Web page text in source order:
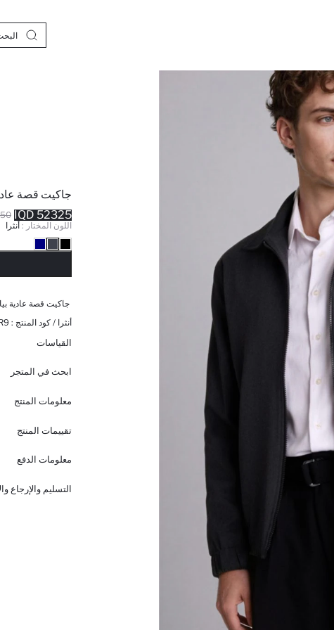
جاكيت قصة
52325 IQD
اللون المختار : أنثرا
جاكيت قصة عادية
أنثرا / كود المنتج :
القياسات
ابحث في المتجر
معلومات المنتج
تقييمات المنتج
معلومات الدفع
التسليم والإرجاع